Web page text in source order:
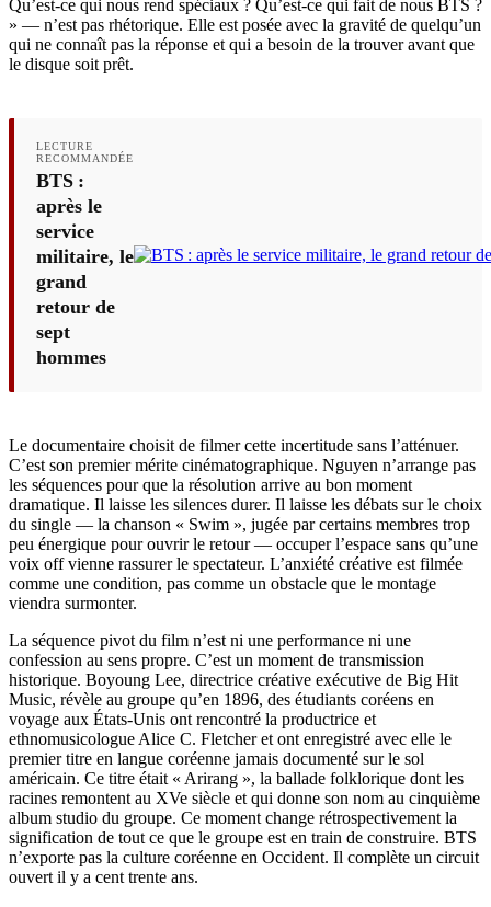
Qu’est-ce qui nous rend spéciaux ? Qu’est-ce qui fait de nous BTS ?
» — n’est pas rhétorique. Elle est posée avec la gravité de quelqu’un
qui ne connaît pas la réponse et qui a besoin de la trouver avant que
le disque soit prêt.
LECTURE
RECOMMANDÉE
BTS :
après le
service
militaire, le
grand
retour de
sept
hommes
Le documentaire choisit de filmer cette incertitude sans l’atténuer.
C’est son premier mérite cinématographique. Nguyen n’arrange pas
les séquences pour que la résolution arrive au bon moment
dramatique. Il laisse les silences durer. Il laisse les débats sur le choix
du single — la chanson « Swim », jugée par certains membres trop
peu énergique pour ouvrir le retour — occuper l’espace sans qu’une
voix off vienne rassurer le spectateur. L’anxiété créative est filmée
comme une condition, pas comme un obstacle que le montage
viendra surmonter.
La séquence pivot du film n’est ni une performance ni une
confession au sens propre. C’est un moment de transmission
historique. Boyoung Lee, directrice créative exécutive de Big Hit
Music, révèle au groupe qu’en 1896, des étudiants coréens en
voyage aux États-Unis ont rencontré la productrice et
ethnomusicologue Alice C. Fletcher et ont enregistré avec elle le
premier titre en langue coréenne jamais documenté sur le sol
américain. Ce titre était « Arirang », la ballade folklorique dont les
racines remontent au XVe siècle et qui donne son nom au cinquième
album studio du groupe. Ce moment change rétrospectivement la
signification de tout ce que le groupe est en train de construire. BTS
n’exporte pas la culture coréenne en Occident. Il complète un circuit
ouvert il y a cent trente ans.